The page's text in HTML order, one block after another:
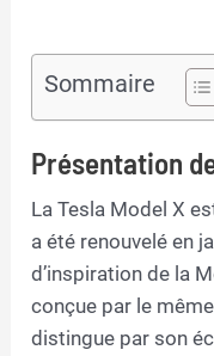
Sommaire
Présentation
La Tesla Model X
a été renouvelé en
d’inspiration de la
conçue par le
distingue par son